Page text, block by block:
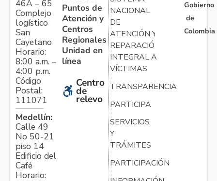
46A – 65
Complejo
logístico
San
Cayetano
Horario:
8:00 a.m. –
4:00 p.m.
Código
Postal:
111071
Medellín:
Calle 49
No 50-21
piso 14
Edificio del
Café
Horario:
Puntos de
Atención y
Centros
Regionales
Unidad en
línea
Centro
de
relevo
NACIONAL
DE
ATENCIÓN Y
REPARACIÓN
INTEGRAL A
VÍCTIMAS
TRANSPARENCIA
PARTICIPA
SERVICIOS
Y
TRÁMITES
PARTICIPACIÓN
Gobierno
de
Colombia